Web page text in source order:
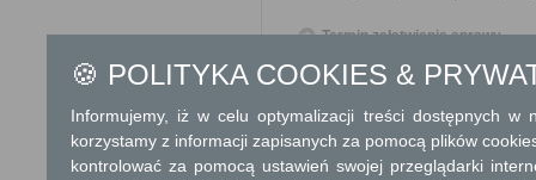
Termin załatwienia sprawy
O sposobie rozpatrzenia wniosku
Informacja
Dodatkowe
🍪 POLITYKA COOKIES &
Informujemy, iż w celu optymalizacji treści dostępnych w
korzystamy z informacji zapisanych za pomocą plików
kontrolować za pomocą ustawień swojej przeglądarki